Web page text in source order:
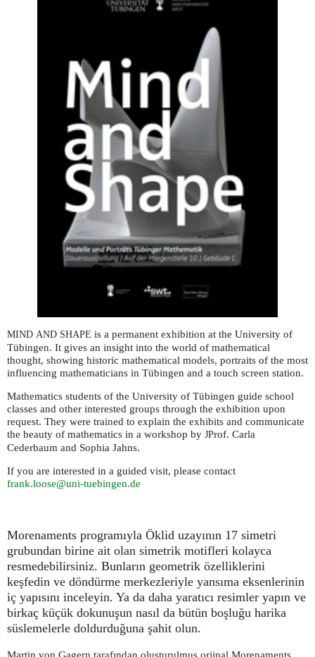
MIND AND SHAPE is a permanent exhibition at the University of
Tübingen. It gives an insight into the world of mathematical
thought, showing historic mathematical models, portraits of the most
influencing mathematicians in Tübingen and a touch screen station.
Mathematics students of the University of Tübingen guide school
classes and other interested groups through the exhibition upon
request. They were trained to explain the exhibits and communicate
the beauty of mathematics in a workshop by JProf. Carla
Cederbaum and Sophia Jahns.
If you are interested in a guided visit, please contact
frank.loose@uni-tuebingen.de
Morenaments programıyla Öklid uzayının 17 simetri
grubundan birine ait olan simetrik motifleri kolayca
resmedebilirsiniz. Bunların geometrik özelliklerini
keşfedin ve döndürme merkezleriyle yansıma eksenlerinin
iç yapısını inceleyin. Ya da daha yaratıcı resimler yapın ve
birkaç küçük dokunuşun nasıl da bütün boşluğu harika
süslemelerle doldurduğuna şahit olun.